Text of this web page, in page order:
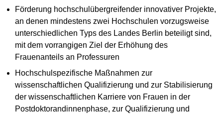
Förderung hochschulübergreifender innovativer Projekte,
an denen mindestens zwei Hochschulen vorzugsweise
unterschiedlichen Typs des Landes Berlin beteiligt sind,
mit dem vorrangigen Ziel der Erhöhung des
Frauenanteils an Professuren
Hochschulspezifische Maßnahmen zur
wissenschaftlichen Qualifizierung und zur Stabilisierung
der wissenschaftlichen Karriere von Frauen in der
Postdoktorandinnenphase, zur Qualifizierung und